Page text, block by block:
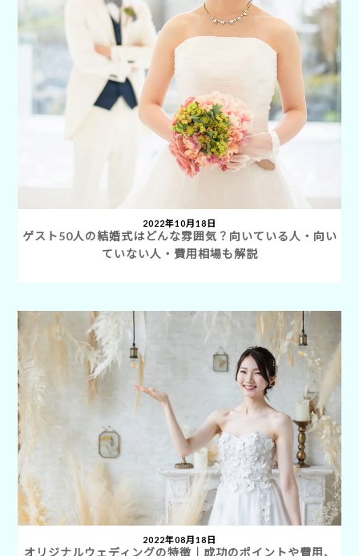
2022年10月18日
ゲスト50人の結婚式はどんな雰囲気？向いている人・向い
ていない人・費用相場も解説
2022年08月18日
オリジナルウェディングの特徴｜成功のポイントや費用、